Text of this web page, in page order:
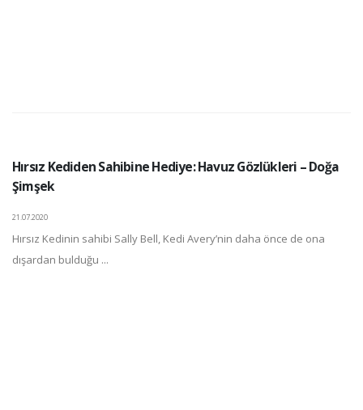
Hırsız Kediden Sahibine Hediye: Havuz Gözlükleri – Doğa
Şimşek
21.07.2020
Hırsız Kedinin sahibi Sally Bell, Kedi Avery’nin daha önce de ona
dışardan bulduğu ...